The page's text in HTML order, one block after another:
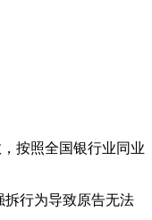
按照全国银行业同业
拆行为导致原告无法